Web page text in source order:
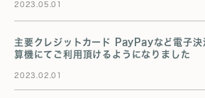
2023.05.01
主要クレジットカード PayPayなど電子決
算機にてご利用頂けるようになりました
2023.02.01